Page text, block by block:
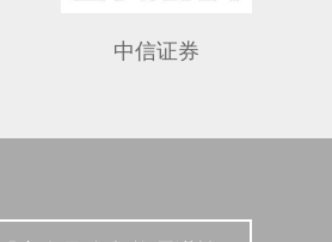
中信证券